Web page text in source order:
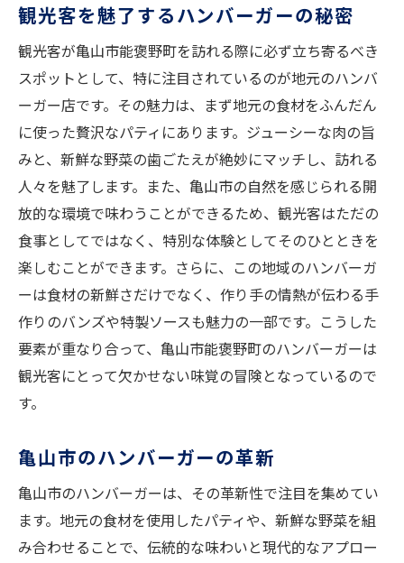
観光客を魅了するハンバーガーの秘密
観光客が亀山市能褒野町を訪れる際に必ず立ち寄るべき
スポットとして、特に注目されているのが地元のハンバ
ーガー店です。その魅力は、まず地元の食材をふんだん
に使った贅沢なパティにあります。ジューシーな肉の旨
みと、新鮮な野菜の歯ごたえが絶妙にマッチし、訪れる
人々を魅了します。また、亀山市の自然を感じられる開
放的な環境で味わうことができるため、観光客はただの
食事としてではなく、特別な体験としてそのひとときを
楽しむことができます。さらに、この地域のハンバーガ
ーは食材の新鮮さだけでなく、作り手の情熱が伝わる手
作りのバンズや特製ソースも魅力の一部です。こうした
要素が重なり合って、亀山市能褒野町のハンバーガーは
観光客にとって欠かせない味覚の冒険となっているので
す。
亀山市のハンバーガーの革新
亀山市のハンバーガーは、その革新性で注目を集めてい
ます。地元の食材を使用したパティや、新鮮な野菜を組
み合わせることで、伝統的な味わいと現代的なアプロー